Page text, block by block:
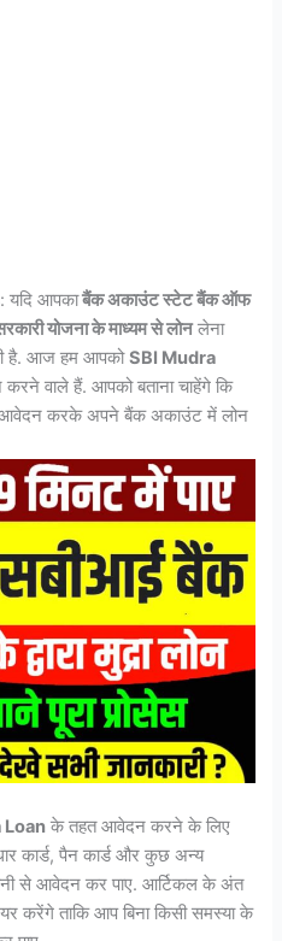
: यदि आपकाबैंक अकाउंट स्टेट बैंक ऑफ
योजना के माध्यम से लोनलेना
है. आज हम आपकोSBI Mudra
करने वाले हैं. आपको बताना चाहेंगे कि
करके अपने बैंक अकाउंट में लोन
Loan के तहत आवेदन करने के लिए
कार्ड, पैन कार्ड और कुछ अन्य
से आवेदन कर पाए. आर्टिकल के अंत
करेंगे ताकि आप बिना किसी समस्या के